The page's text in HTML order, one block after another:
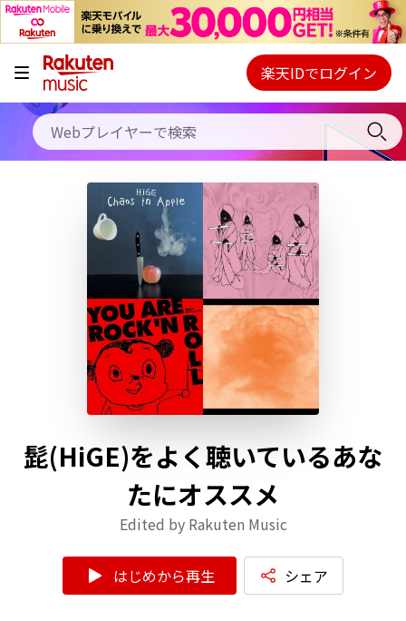
キャンペーン
料金プラン
使い方
初回30日間無料お試し
Webプレイヤー
ご契約内容の確認・変更
楽天IDでログイン
髭(HiGE)をよく聴いているあな
たにオススメ
Edited by Rakuten Music
はじめから再生 シェア